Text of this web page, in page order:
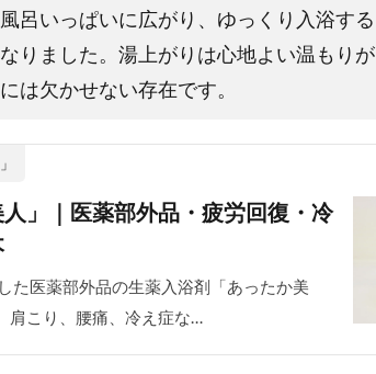
呂いっぱいに広がり、ゆっくり入浴する
りました。湯上がりは心地よい温もりが
は欠かせない存在です。
」｜医薬部外品・疲労回復・冷
た医薬部外品の生薬入浴剤「あったか美
肩こり、腰痛、冷え症な…